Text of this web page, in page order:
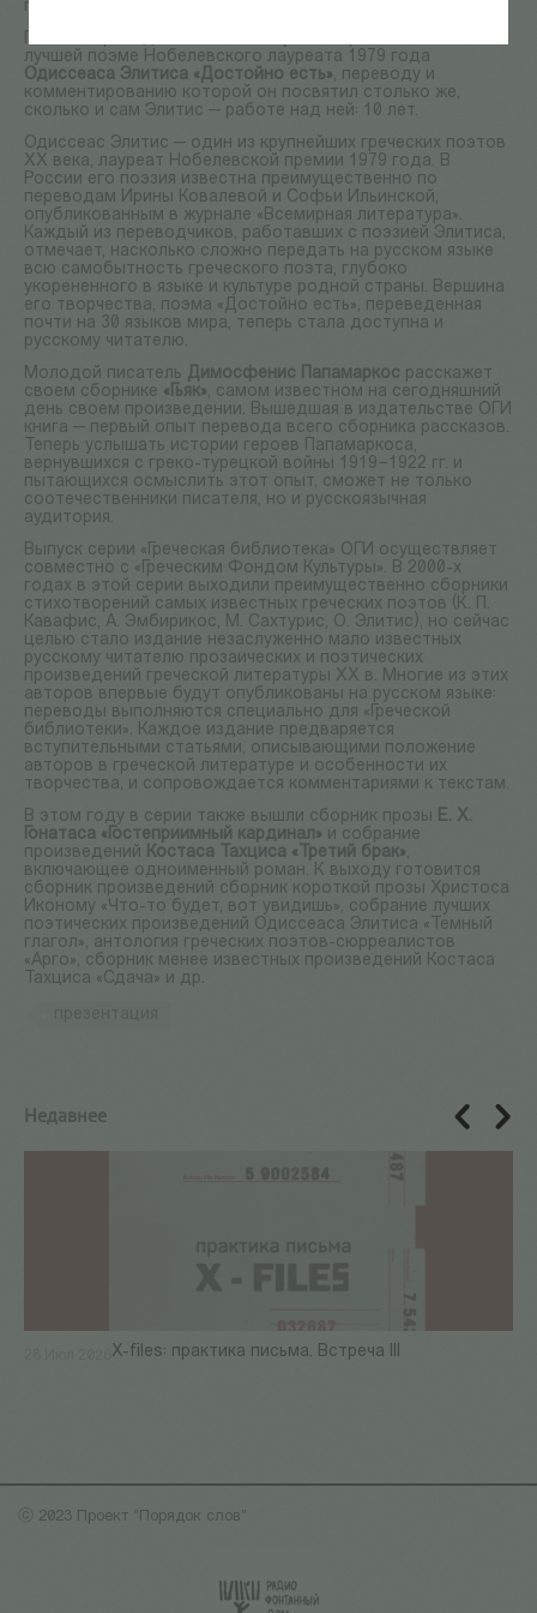
гости смогут познакомиться поближе.
Поэт и переводчик
лучшей поэме Нобелевского лауреата 1979 года
Одиссеаса Элитиса «Достойно есть», переводу и
комментированию которой он посвятил столько же,
сколько и сам Элитис — работе над ней: 10 лет.
Одиссеас Элитис — один из крупнейших греческих поэтов
XX века, лауреат Нобелевской премии 1979 года. В
России его поэзия известна преимущественно по
переводам Ирины Ковалевой и Софьи Ильинской,
опубликованным в журнале «Всемирная литература».
Каждый из переводчиков, работавших с поэзией Элитиса,
отмечает, насколько сложно передать на русском языке
всю самобытность греческого поэта, глубоко
укорененного в языке и культуре родной страны. Вершина
его творчества, поэма «Достойно есть», переведенная
почти на 30 языков мира, теперь стала доступна и
русскому читателю.
Молодой писатель Димосфенис Папамаркос расскажет
своем сборнике «Гьяк», самом известном на сегодняшний
день своем произведении. Вышедшая в издательстве ОГИ
книга — первый опыт перевода всего сборника рассказов.
Теперь услышать истории героев Папамаркоса,
вернувшихся с греко-турецкой войны 1919–1922 гг. и
пытающихся осмыслить этот опыт, сможет не только
соотечественники писателя, но и русскоязычная
аудитория.
Выпуск серии «Греческая библиотека» ОГИ осуществляет
совместно с «Греческим Фондом Культуры». В 2000-х
годах в этой серии выходили преимущественно сборники
стихотворений самых известных греческих поэтов (К. П.
Кавафис, А. Эмбирикос, М. Сахтурис, О. Элитис), но сейчас
целью стало издание незаслуженно мало известных
русскому читателю прозаических и поэтических
произведений греческой литературы XX в. Многие из этих
авторов впервые будут опубликованы на русском языке:
переводы выполняются специально для «Греческой
библиотеки». Каждое издание предваряется
вступительными статьями, описывающими положение
авторов в греческой литературе и особенности их
творчества, и сопровождается комментариями к текстам.
В этом году в серии также вышли сборник прозы Е. Х.
Гонатаса «Гостеприимный кардинал» и собрание
произведений Костаса Тахциса «Третий брак»,
включающее одноименный роман. К выходу готовится
сборник произведений сборник короткой прозы Христоса
Иконому «Что-то будет, вот увидишь», собрание лучших
поэтических произведений Одиссеаса Элитиса «Темный
глагол», антология греческих поэтов-сюрреалистов
«Арго», сборник менее известных произведений Костаса
Тахциса «Сдача» и др.
Недавнее
X-files: практика письма. Встреча III
ⓒ 2023 Проект "Порядок слов"